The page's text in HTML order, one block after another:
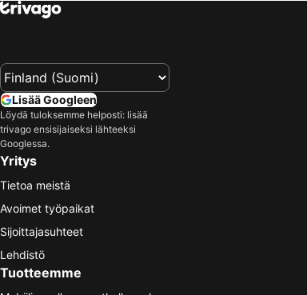
Lisää Googleen
Löydä tuloksemme helposti: lisää
trivago ensisijaiseksi lähteeksi
Googlessa.
Yritys
Tietoa meistä
Avoimet työpaikat
Sijoittajasuhteet
Lehdistö
Tuotteemme